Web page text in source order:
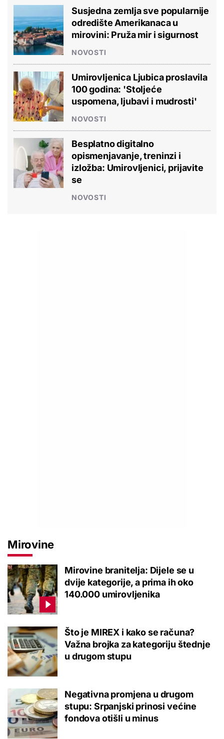
Susjedna zemlja sve popularnije
odredište Amerikanaca u
mirovini: Pruža mir i sigurnost
NOVOSTI
Umirovljenica Ljubica proslavila
100 godina: 'Stoljeće
uspomena, ljubavi i mudrosti'
NOVOSTI
Besplatno digitalno
opismenjavanje, treninzi i
izložba: Umirovljenici, prijavite
se
NOVOSTI
Mirovine
Mirovine branitelja: Dijele se u
dvije kategorije, a prima ih oko
140.000 umirovljenika
Što je MIREX i kako se računa?
Važna brojka za kategoriju štednje
u drugom stupu
Negativna promjena u drugom
stupu: Srpanjski prinosi većine
fondova otišli u minus